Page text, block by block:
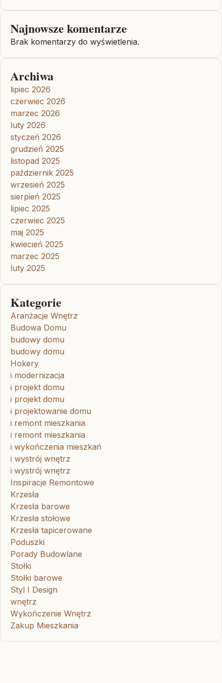
Najnowsze komentarze
Brak komentarzy do wyświetlenia.
Archiwa
lipiec 2026
czerwiec 2026
marzec 2026
luty 2026
styczeń 2026
grudzień 2025
listopad 2025
październik 2025
wrzesień 2025
sierpień 2025
lipiec 2025
czerwiec 2025
maj 2025
kwiecień 2025
marzec 2025
luty 2025
Kategorie
Aranżacje Wnętrz
Budowa Domu
budowy domu
budowy domu
Hokery
i modernizacja
i projekt domu
i projekt domu
i projektowanie domu
i remont mieszkania
i remont mieszkania
i wykończenia mieszkań
i wystrój wnętrz
i wystrój wnętrz
Inspiracje Remontowe
Krzesła
Krzesła barowe
Krzesła stołowe
Krzesła tapicerowane
Poduszki
Porady Budowlane
Stołki
Stołki barowe
Styl I Design
wnętrz
Wykończenie Wnętrz
Zakup Mieszkania